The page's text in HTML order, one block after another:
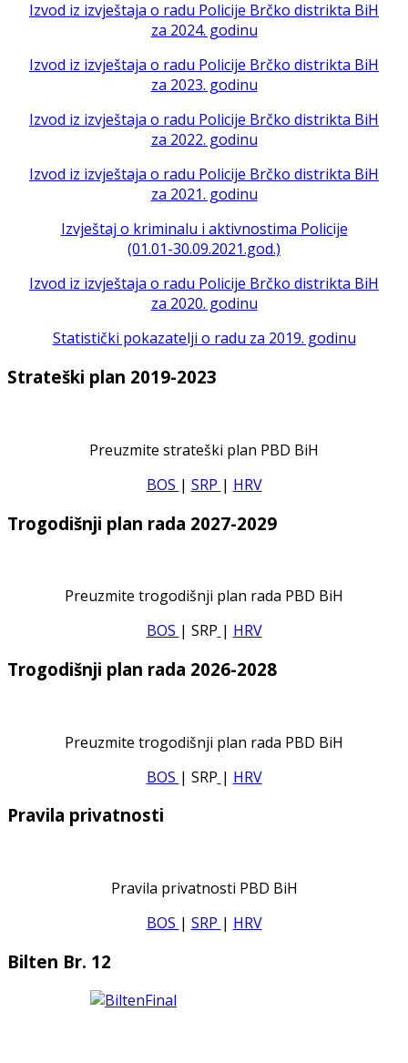
Izvod iz izvještaja o radu Policije Brčko distrikta BiH
za 2024. godinu
Izvod iz izvještaja o radu Policije Brčko distrikta BiH
za 2023. godinu
Izvod iz izvještaja o radu Policije Brčko distrikta BiH
za 2022. godinu
Izvod iz izvještaja o radu Policije Brčko distrikta BiH
za 2021. godinu
Izvještaj o kriminalu i aktivnostima Policije
(01.01-30.09.2021.god.)
Izvod iz izvještaja o radu Policije Brčko distrikta BiH
za 2020. godinu
Statistički pokazatelji o radu za 2019. godinu
Strateški plan 2019-2023
Preuzmite strateški plan PBD BiH
BOS | SRP | HRV
Trogodišnji plan rada 2027-2029
Preuzmite trogodišnji plan rada PBD BiH
BOS | SRP | HRV
Trogodišnji plan rada 2026-2028
Preuzmite trogodišnji plan rada PBD BiH
BOS | SRP | HRV
Pravila privatnosti
Pravila privatnosti PBD BiH
BOS | SRP | HRV
Bilten Br. 12